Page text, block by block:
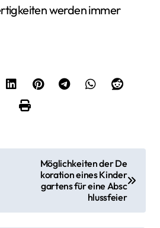
werden immer
Möglichkeiten der De
koration eines Kinder
gartens für eine Absc
hlussfeier